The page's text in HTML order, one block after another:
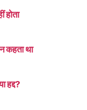
होता
कहता था
हद्द?